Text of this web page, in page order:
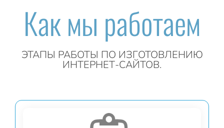
Как мы работаем
ЭТАПЫ РАБОТЫ ПО ИЗГОТОВЛЕНИЮ
ИНТЕРНЕТ-САЙТОВ.